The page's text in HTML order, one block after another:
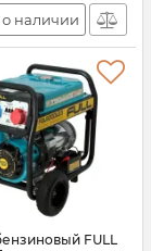
наличии
FULL